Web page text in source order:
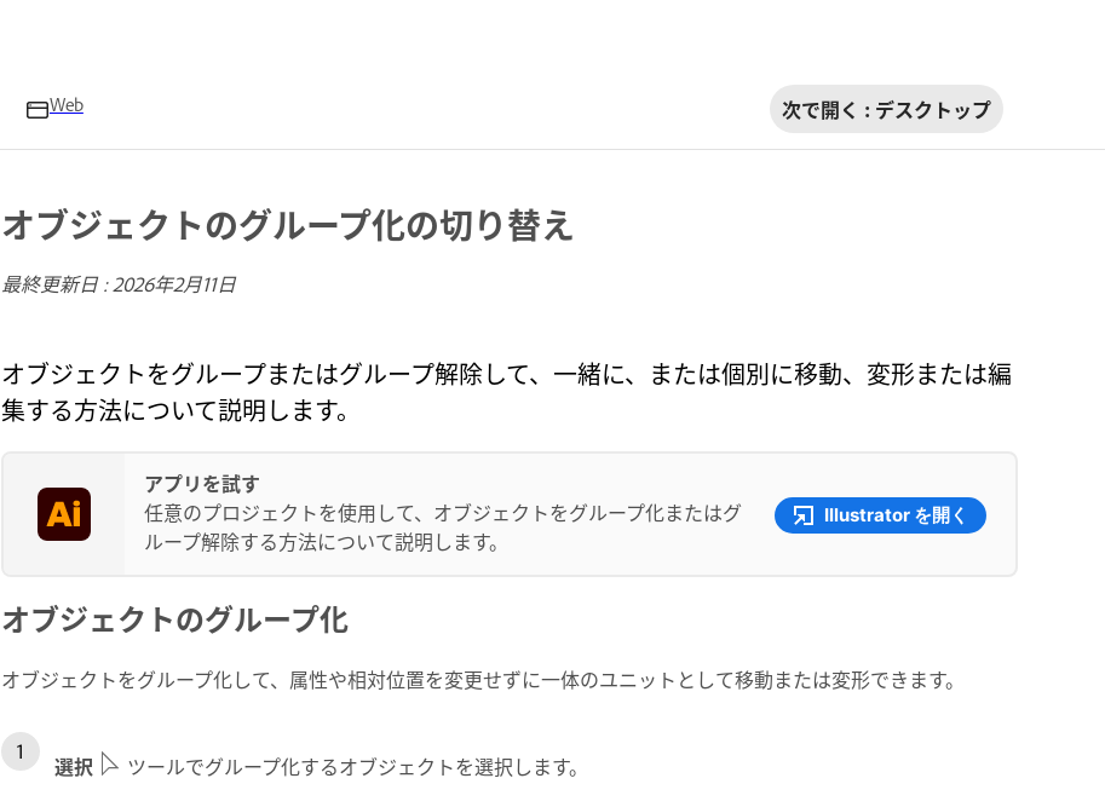
Web 次で開く : デスクトップ
オブジェクトのグループ化の切り替え
最終更新日 :2026年2月11日
オブジェクトをグループまたはグループ解除して、一緒に、または個別に移動、変形または編
集する方法について説明します。
アプリを試す
任意のプロジェクトを使用して、オブジェクトをグループ化またはグ
ループ解除する方法について説明します。
Illustrator を開く
オブジェクトのグループ化
オブジェクトをグループ化して、属性や相対位置を変更せずに一体のユニットとして移動または変形できます。
選択 ツールでグループ化するオブジェクトを選択します。